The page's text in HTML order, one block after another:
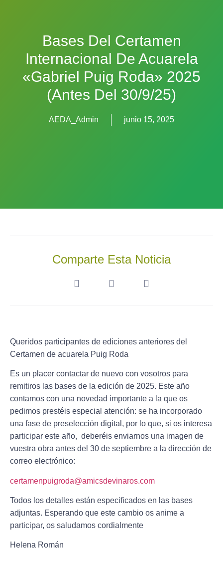
Bases Del Certamen
Internacional De Acuarela
«Gabriel Puig Roda» 2025
(antes Del 30/9/25)
AEDA_Admin junio 15, 2025
Comparte Esta Noticia
Queridos participantes de ediciones anteriores del
Certamen de acuarela Puig Roda
Es un placer contactar de nuevo con vosotros para
remitiros las bases de la edición de 2025. Este año
contamos con una novedad importante a la que os
pedimos prestéis especial atención: se ha incorporado
una fase de preselección digital , por lo que, si os interesa
participar este año, deberéis enviarnos una imagen de
vuestra obra antes del 30 de septiembre a la dirección de
correo electrónico:
certamenpuigroda@amicsdevinaros.com
Todos los detalles están especificados en las bases
adjuntas. Esperando que este cambio os anime a
participar, os saludamos cordialmente
Helena Román